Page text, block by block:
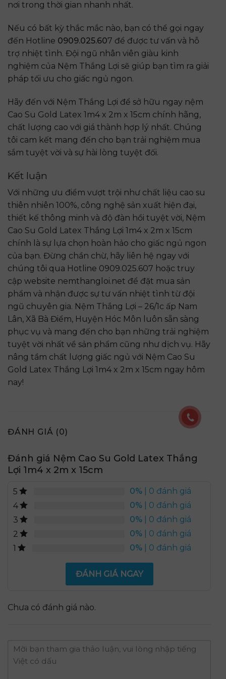
nơi trong thời gian nhanh nhất.
Nếu có bất kỳ thắc mắc nào, bạn có thể gọi ngay
đến Hotline 0909.025.607 để được tư vấn và hỗ
trợ nhiệt tình. Đội ngũ nhân viên giàu kinh
nghiệm của Nệm Thắng Lợi sẽ giúp bạn tìm ra giải
pháp tối ưu cho giấc ngủ ngon.
Hãy đến với Nệm Thắng Lợi để sở hữu ngay nệm
Cao Su Gold Latex 1m4 x 2m x 15cm chính hãng,
chất lượng cao với giá thành hợp lý nhất. Chúng
tôi cam kết mang đến cho bạn trải nghiệm mua
sắm tuyệt vời và sự hài lòng tuyệt đối.
Kết luận
Với những ưu điểm vượt trội như chất liệu cao su
thiên nhiên 100%, công nghệ sản xuất hiện đại,
thiết kế thông minh và độ đàn hồi tuyệt vời, Nệm
Cao Su Gold Latex Thắng Lợi 1m4 x 2m x 15cm
chính là sự lựa chọn hoàn hảo cho giấc ngủ ngon
của bạn. Đừng chần chừ, hãy liên hệ ngay với
chúng tôi qua Hotline 0909.025.607 hoặc truy
cập website nemthangloi.net để đặt mua sản
phẩm và nhận được sự tư vấn nhiệt tình từ đội
ngũ chuyên gia. Nệm Thắng Lợi – 26/1c ấp Nam
Lân, Xã Bà Điểm, Huyện Hóc Môn luôn sẵn sàng
phục vụ và mang đến cho bạn những trải nghiệm
tuyệt vời nhất về sản phẩm cũng như dịch vụ. Hãy
nâng tầm chất lượng giấc ngủ với Nệm Cao Su
Gold Latex Thắng Lợi 1m4 x 2m x 15cm ngay hôm
nay!
ĐÁNH GIÁ (0)
Đánh giá Nệm Cao Su Gold Latex Thắng
Lợi 1m4 x 2m x 15cm
5 0% | 0 đánh giá
4
0% | 0 đánh giá
3
0% | 0 đánh giá
2
0% | 0 đánh giá
1
0% | 0 đánh giá
ĐÁNH GIÁ NGAY
Chưa có đánh giá nào.